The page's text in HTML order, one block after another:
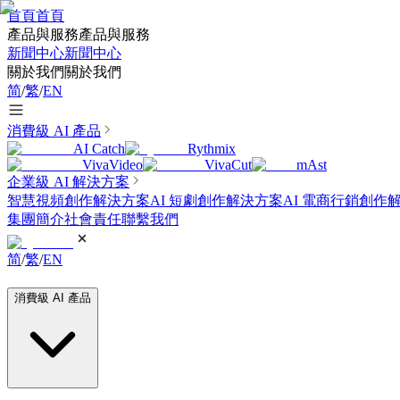
首頁首頁
產品與服務產品與服務
新聞中心新聞中心
關於我們關於我們
简/繁/EN
消費級 AI 產品
AI Catch
Rythmix
VivaVideo
VivaCut
mAst
企業級 AI 解決方案
智慧視頻創作解決方案AI 短劇創作解決方案AI 電商行銷創作
集團簡介社會責任聯繫我們
简/繁/EN
消費級 AI 產品